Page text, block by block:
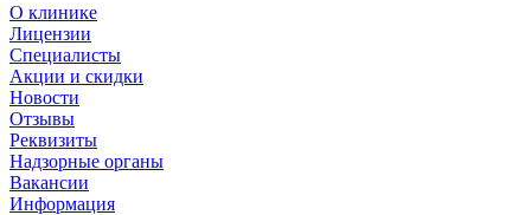
О клинике
Лицензии
Специалисты
Акции и скидки
Новости
Отзывы
Реквизиты
Надзорные органы
Вакансии
Информация